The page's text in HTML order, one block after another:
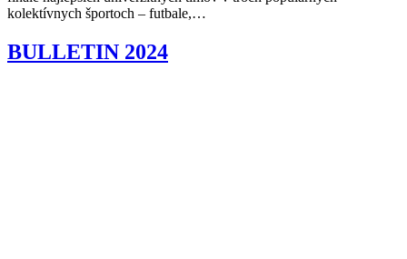
kolektívnych športoch – futbale,…
BULLETIN 2024